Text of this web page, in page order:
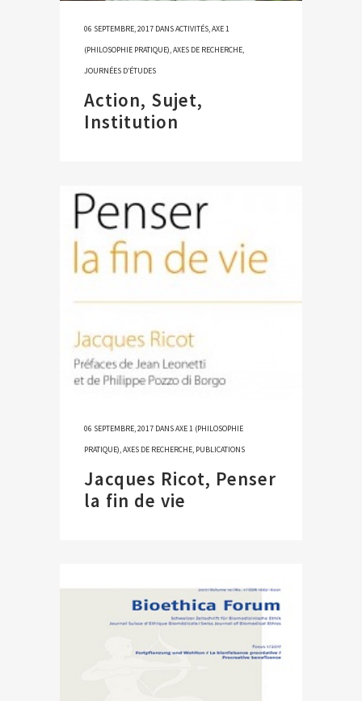
06 SEPTEMBRE, 2017 DANSACTIVITÉS,AXE 1
(PHILOSOPHIE PRATIQUE),AXES DE RECHERCHE,
JOURNÉES D’ÉTUDES
Action, Sujet,
Institution
06 SEPTEMBRE, 2017 DANSAXE 1 (PHILOSOPHIE
PRATIQUE),AXES DE RECHERCHE, PUBLICATIONS
Jacques Ricot, Penser
la fin de vie